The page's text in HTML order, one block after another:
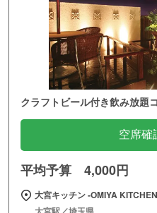
クラフトビール付き飲み放題
空席確
平均予算 4,000円
大宮キッチン ‐OMIYA